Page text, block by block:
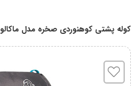
کوله پشتی کوهنوردی صخره مدل ماکالو 10+50 لیتری